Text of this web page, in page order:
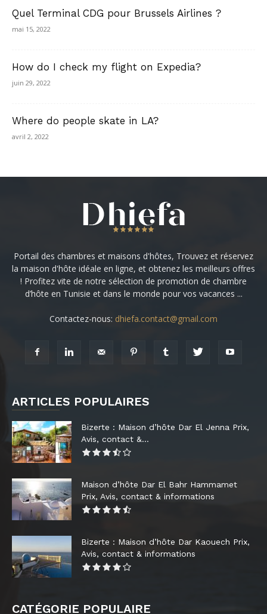
Quel Terminal CDG pour Brussels Airlines ?
mai 15, 2022
How do I check my flight on Expedia?
juin 29, 2022
Where do people skate in LA?
avril 2, 2022
Portail des chambres et maisons d'hôtes, Trouvez et réservez
la maison d'hôte idéale en ligne, et obtenez les meilleurs offres
! Profitez vite de notre sélection de promotion de chambre
d’hôte en Tunisie et dans le monde pour vos vacances ...
Contactez-nous: dhiefa.contact@gmail.com
ARTICLES POPULAIRES
Bizerte : Maison d’hôte Dar El Jenna Prix,
Avis, contact &...
Maison d’hôte Dar El Bahr Hammamet
Prix, Avis, contact & informations
Bizerte : Maison d’hôte Dar Kaouech Prix,
Avis, contact & informations
CATÉGORIE POPULAIRE